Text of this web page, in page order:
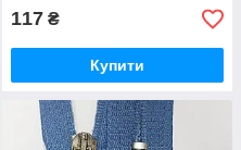
117 ₴
Купити